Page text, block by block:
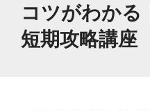
コツがわかる
短期攻略講座